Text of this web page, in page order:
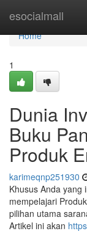
esocialmall
Home
Home
1
Dunia
Buku
Produk
karimeqnp251930
Khusus Anda yang
mempelajari
pilihan utama
Artikel ini akan